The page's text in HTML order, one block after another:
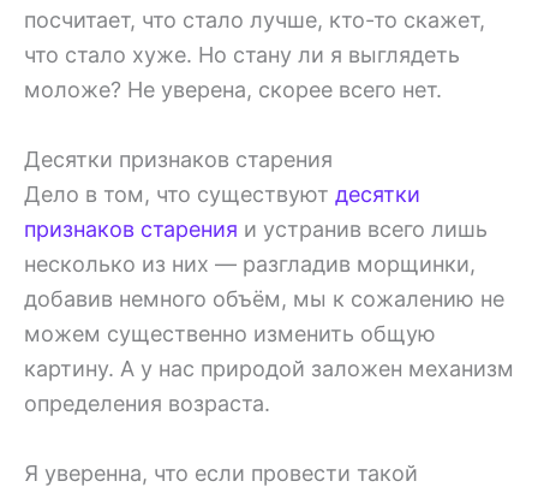
посчитает, что стало лучше, кто-то скажет,
что стало хуже. Но стану ли я выглядеть
моложе? Не уверена, скорее всего нет.
Десятки признаков старения
Дело в том, что существуют десятки
признаков старения и устранив всего лишь
несколько из них — разгладив морщинки,
добавив немного объём, мы к сожалению не
можем существенно изменить общую
картину. А у нас природой заложен механизм
определения возраста.
Я уверенна, что если провести такой